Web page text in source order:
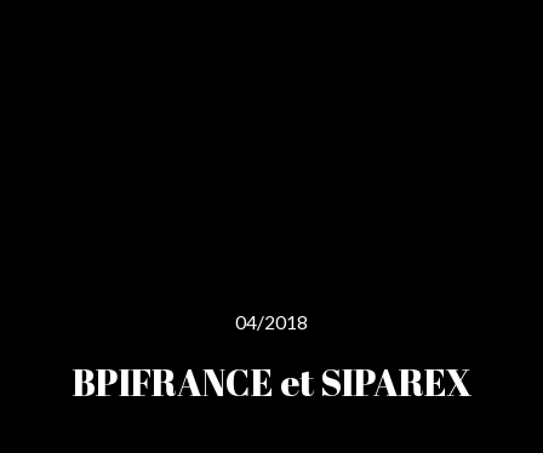
04/2018
BPIFRANCE et SIPAREX